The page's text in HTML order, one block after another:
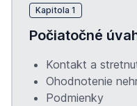
Kapitola 1
Počiatočné
Kontakt a
Ohodnotenie
Podmienky